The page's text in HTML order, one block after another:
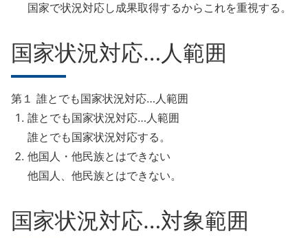
国家で状況対応し成果取得するからこれを重視する。
国家状況対応…人範囲
第１ 誰とでも国家状況対応…人範囲
誰とでも国家状況対応…人範囲
誰とでも国家状況対応する。
他国人・他民族とはできない
他国人、他民族とはできない。
国家状況対応…対象範囲